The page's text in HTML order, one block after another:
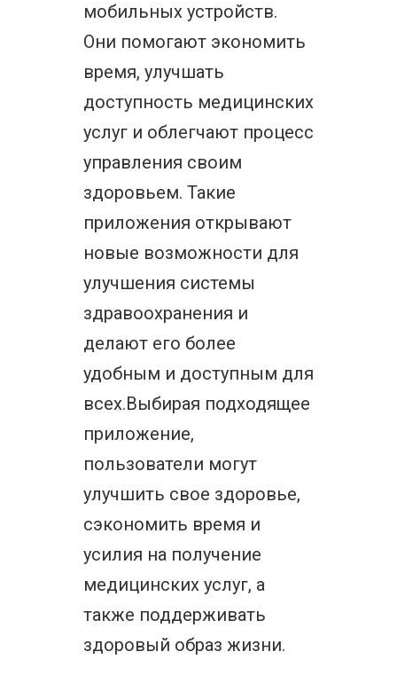
мобильных устройств.
Они помогают экономить
время, улучшать
доступность медицинских
услуг и облегчают процесс
управления своим
здоровьем. Такие
приложения открывают
новые возможности для
улучшения системы
здравоохранения и
делают его более
удобным и доступным для
всех.Выбирая подходящее
приложение,
пользователи могут
улучшить свое здоровье,
сэкономить время и
усилия на получение
медицинских услуг, а
также поддерживать
здоровый образ жизни.